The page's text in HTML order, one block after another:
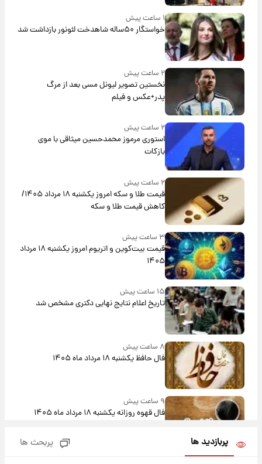
۱ ساعت پیش
خواستگار ۵۰ساله شاهدخت لئونور بازداشت شد
۲ ساعت پیش
نخستین تصویر لیونل مسی بعد از مرگ
پدر+عکس و فیلم
۲ ساعت پیش
استوری مرموز محمدحسین میثاقی با موی
بازکات
۲ ساعت پیش
قیمت طلا و سکه امروز یکشنبه ۱۸ مرداد ۱۴۰۵/
کاهش قیمت طلا و سکه
۳ ساعت پیش
قیمت بیت‌کوین و اتریوم امروز یکشنبه ۱۸ مرداد
۱۴۰۵
۱۵ ساعت پیش
تاریخ اعلام نتایج نهایی دکتری مشخص شد
۸ ساعت پیش
فال حافظ یکشنبه ۱۸ مرداد ماه ۱۴۰۵
۹ ساعت پیش
فال قهوه روزانه یکشنبه ۱۸ مرداد ماه ۱۴۰۵
پربازدید ها پربحث ها